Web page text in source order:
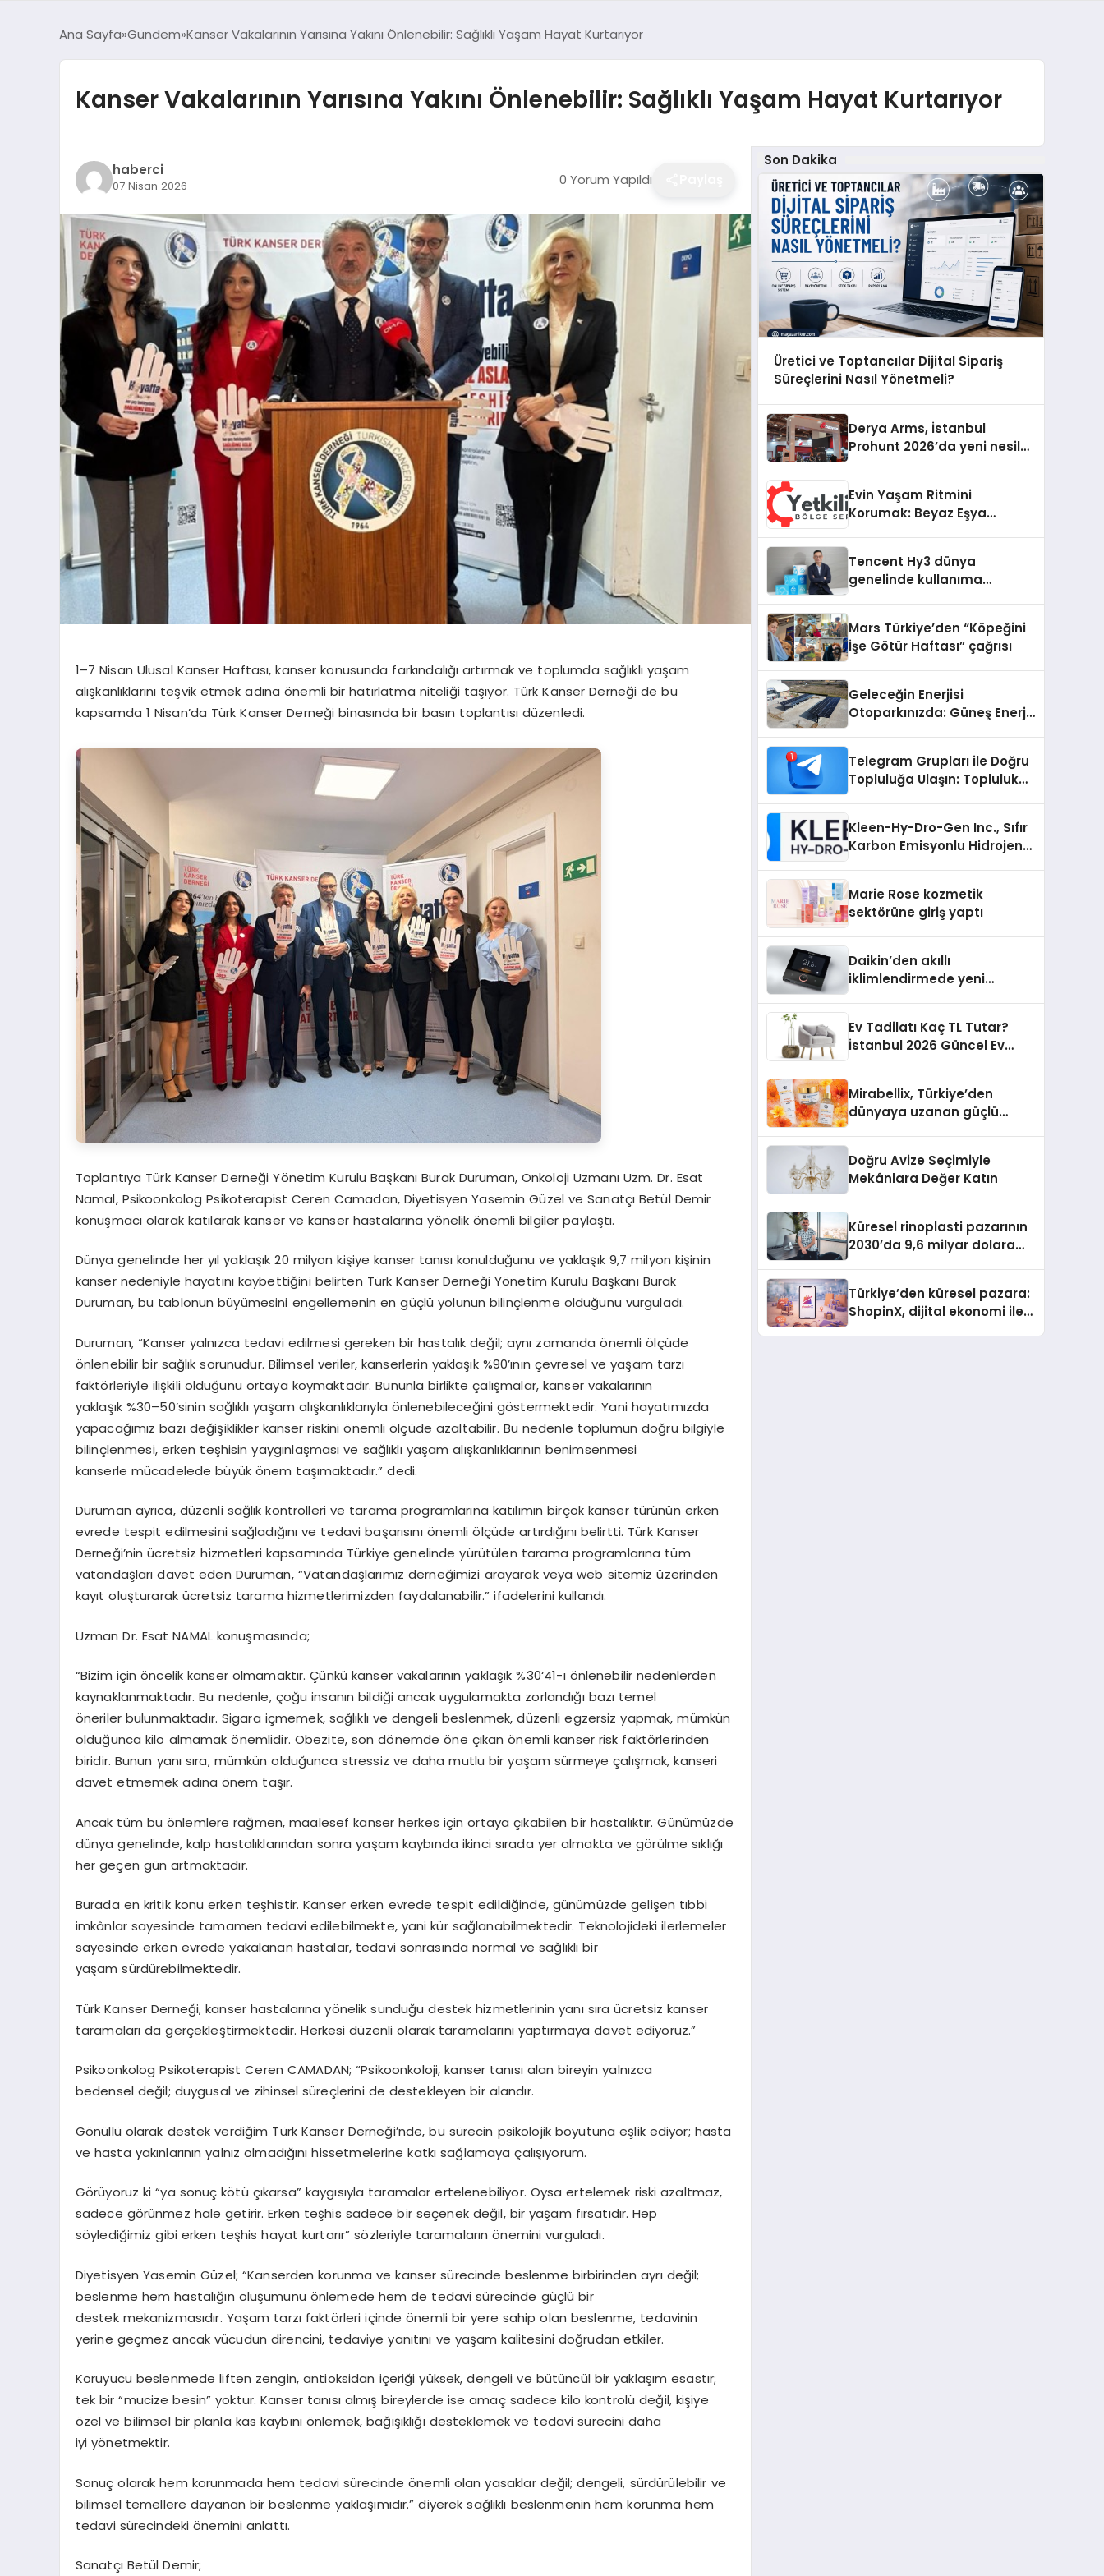
Ana Sayfa Gündem Kanser Vakalarının Yarısına Yakını Önlenebilir: Sağlıklı Yaşam Hayat Kurtarıyor
Kanser Vakalarının Yarısına Yakını Önlenebilir: Sağlıklı Yaşam Hayat Kurtarıyor
haberci
07 Nisan 2026 0 Yorum Yapıldı
1–7 Nisan Ulusal Kanser Haftası, kanser konusunda farkındalığı artırmak ve toplumda sağlıklı yaşam
alışkanlıklarını teşvik etmek adına önemli bir hatırlatma niteliği taşıyor. Türk Kanser Derneği de bu
kapsamda 1 Nisan’da Türk Kanser Derneği binasında bir basın toplantısı düzenledi.
Toplantıya Türk Kanser Derneği Yönetim Kurulu Başkanı Burak Duruman, Onkoloji Uzmanı Uzm. Dr. Esat
Namal, Psikoonkolog Psikoterapist Ceren Camadan, Diyetisyen Yasemin Güzel ve Sanatçı Betül Demir
konuşmacı olarak katılarak kanser ve kanser hastalarına yönelik önemli bilgiler paylaştı.
Dünya genelinde her yıl yaklaşık 20 milyon kişiye kanser tanısı konulduğunu ve yaklaşık 9,7 milyon kişinin
kanser nedeniyle hayatını kaybettiğini belirten Türk Kanser Derneği Yönetim Kurulu Başkanı Burak
Duruman, bu tablonun büyümesini engellemenin en güçlü yolunun bilinçlenme olduğunu vurguladı.
Duruman, “Kanser yalnızca tedavi edilmesi gereken bir hastalık değil; aynı zamanda önemli ölçüde
önlenebilir bir sağlık sorunudur. Bilimsel veriler, kanserlerin yaklaşık %90’ının çevresel ve yaşam tarzı
faktörleriyle ilişkili olduğunu ortaya koymaktadır. Bununla birlikte çalışmalar, kanser vakalarının
yaklaşık %30–50’sinin sağlıklı yaşam alışkanlıklarıyla önlenebileceğini göstermektedir. Yani hayatımızda
yapacağımız bazı değişiklikler kanser riskini önemli ölçüde azaltabilir. Bu nedenle toplumun doğru bilgiyle
bilinçlenmesi, erken teşhisin yaygınlaşması ve sağlıklı yaşam alışkanlıklarının benimsenmesi
kanserle mücadelede büyük önem taşımaktadır.” dedi.
Duruman ayrıca, düzenli sağlık kontrolleri ve tarama programlarına katılımın birçok kanser türünün erken
evrede tespit edilmesini sağladığını ve tedavi başarısını önemli ölçüde artırdığını belirtti. Türk Kanser
Derneği’nin ücretsiz hizmetleri kapsamında Türkiye genelinde yürütülen tarama programlarına tüm
vatandaşları davet eden Duruman, “Vatandaşlarımız derneğimizi arayarak veya web sitemiz üzerinden
kayıt oluşturarak ücretsiz tarama hizmetlerimizden faydalanabilir.” ifadelerini kullandı.
Uzman Dr. Esat NAMAL konuşmasında;
“Bizim için öncelik kanser olmamaktır. Çünkü kanser vakalarının yaklaşık %30‘41-ı önlenebilir nedenlerden
kaynaklanmaktadır. Bu nedenle, çoğu insanın bildiği ancak uygulamakta zorlandığı bazı temel
öneriler bulunmaktadır. Sigara içmemek, sağlıklı ve dengeli beslenmek, düzenli egzersiz yapmak, mümkün
olduğunca kilo almamak önemlidir. Obezite, son dönemde öne çıkan önemli kanser risk faktörlerinden
biridir. Bunun yanı sıra, mümkün olduğunca stressiz ve daha mutlu bir yaşam sürmeye çalışmak, kanseri
davet etmemek adına önem taşır.
Ancak tüm bu önlemlere rağmen, maalesef kanser herkes için ortaya çıkabilen bir hastalıktır. Günümüzde
dünya genelinde, kalp hastalıklarından sonra yaşam kaybında ikinci sırada yer almakta ve görülme sıklığı
her geçen gün artmaktadır.
Burada en kritik konu erken teşhistir. Kanser erken evrede tespit edildiğinde, günümüzde gelişen tıbbi
imkânlar sayesinde tamamen tedavi edilebilmekte, yani kür sağlanabilmektedir. Teknolojideki ilerlemeler
sayesinde erken evrede yakalanan hastalar, tedavi sonrasında normal ve sağlıklı bir
yaşam sürdürebilmektedir.
Türk Kanser Derneği, kanser hastalarına yönelik sunduğu destek hizmetlerinin yanı sıra ücretsiz kanser
taramaları da gerçekleştirmektedir. Herkesi düzenli olarak taramalarını yaptırmaya davet ediyoruz.”
Psikoonkolog Psikoterapist Ceren CAMADAN; “Psikoonkoloji, kanser tanısı alan bireyin yalnızca
bedensel değil; duygusal ve zihinsel süreçlerini de destekleyen bir alandır.
Gönüllü olarak destek verdiğim Türk Kanser Derneği’nde, bu sürecin psikolojik boyutuna eşlik ediyor; hasta
ve hasta yakınlarının yalnız olmadığını hissetmelerine katkı sağlamaya çalışıyorum.
Görüyoruz ki “ya sonuç kötü çıkarsa” kaygısıyla taramalar ertelenebiliyor. Oysa ertelemek riski azaltmaz,
sadece görünmez hale getirir. Erken teşhis sadece bir seçenek değil, bir yaşam fırsatıdır. Hep
söylediğimiz gibi erken teşhis hayat kurtarır” sözleriyle taramaların önemini vurguladı.
Diyetisyen Yasemin Güzel; “Kanserden korunma ve kanser sürecinde beslenme birbirinden ayrı değil;
beslenme hem hastalığın oluşumunu önlemede hem de tedavi sürecinde güçlü bir
destek mekanizmasıdır. Yaşam tarzı faktörleri içinde önemli bir yere sahip olan beslenme, tedavinin
yerine geçmez ancak vücudun direncini, tedaviye yanıtını ve yaşam kalitesini doğrudan etkiler.
Koruyucu beslenmede liften zengin, antioksidan içeriği yüksek, dengeli ve bütüncül bir yaklaşım esastır;
tek bir “mucize besin” yoktur. Kanser tanısı almış bireylerde ise amaç sadece kilo kontrolü değil, kişiye
özel ve bilimsel bir planla kas kaybını önlemek, bağışıklığı desteklemek ve tedavi sürecini daha
iyi yönetmektir.
Sonuç olarak hem korunmada hem tedavi sürecinde önemli olan yasaklar değil; dengeli, sürdürülebilir ve
bilimsel temellere dayanan bir beslenme yaklaşımıdır.” diyerek sağlıklı beslenmenin hem korunma hem
tedavi sürecindeki önemini anlattı.
Sanatçı Betül Demir;
Son Dakika
Üretici ve Toptancılar Dijital Sipariş
Süreçlerini Nasıl Yönetmeli?
Derya Arms, İstanbul
Prohunt 2026’da yeni nesil
Evin Yaşam Ritmini
Korumak: Beyaz Eşya
Tencent Hy3 dünya
genelinde kullanıma
Mars Türkiye’den “Köpeğini
İşe Götür Haftası” çağrısı
Geleceğin Enerjisi
Otoparkınızda: Güneş Enerjili
Telegram Grupları ile Doğru
Topluluğa Ulaşın: Topluluk
Kleen-Hy-Dro-Gen Inc., Sıfır
Karbon Emisyonlu Hidrojen
Aldı
Marie Rose kozmetik
sektörüne giriş yaptı
Daikin’den akıllı
iklimlendirmede yeni
Ev Tadilatı Kaç TL Tutar?
İstanbul 2026 Güncel Ev
Mirabellix, Türkiye’den
dünyaya uzanan güçlü
Doğru Avize Seçimiyle
Mekânlara Değer Katın
Küresel rinoplasti pazarının
2030’da 9,6 milyar dolara
Türkiye’den küresel pazara:
ShopinX, dijital ekonomi ile